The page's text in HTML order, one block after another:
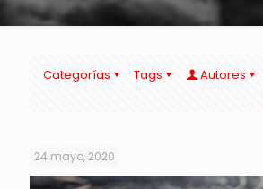
Categorías Tags
Autores
24 mayo, 2020